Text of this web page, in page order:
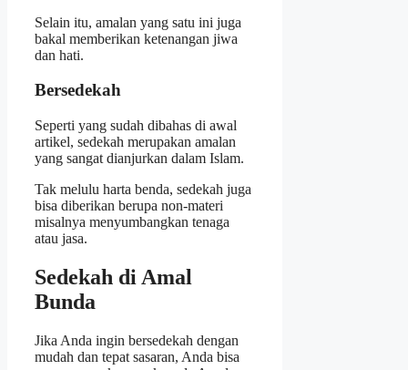
Selain itu, amalan yang satu ini juga
bakal memberikan ketenangan jiwa
dan hati.
Bersedekah
Seperti yang sudah dibahas di awal
artikel, sedekah merupakan amalan
yang sangat dianjurkan dalam Islam.
Tak melulu harta benda, sedekah juga
bisa diberikan berupa non-materi
misalnya menyumbangkan tenaga
atau jasa.
Sedekah di Amal
Bunda
Jika Anda ingin bersedekah dengan
mudah dan tepat sasaran, Anda bisa